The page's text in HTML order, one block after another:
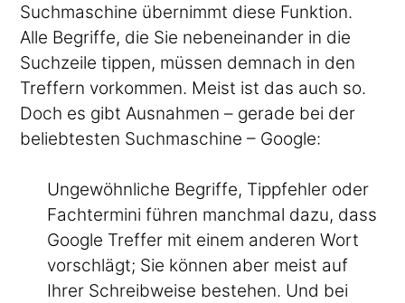
Suchmaschine übernimmt diese Funktion.
Alle Begriffe, die Sie nebeneinander in die
Suchzeile tippen, müssen demnach in den
Treffern vorkommen. Meist ist das auch so.
Doch es gibt Ausnahmen – gerade bei der
beliebtesten Suchmaschine – Google:
Ungewöhnliche Begriffe, Tippfehler oder
Fachtermini führen manchmal dazu, dass
Google Treffer mit einem anderen Wort
vorschlägt; Sie können aber meist auf
Ihrer Schreibweise bestehen. Und bei